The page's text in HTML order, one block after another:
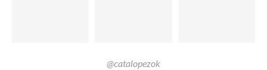
@catalopezok